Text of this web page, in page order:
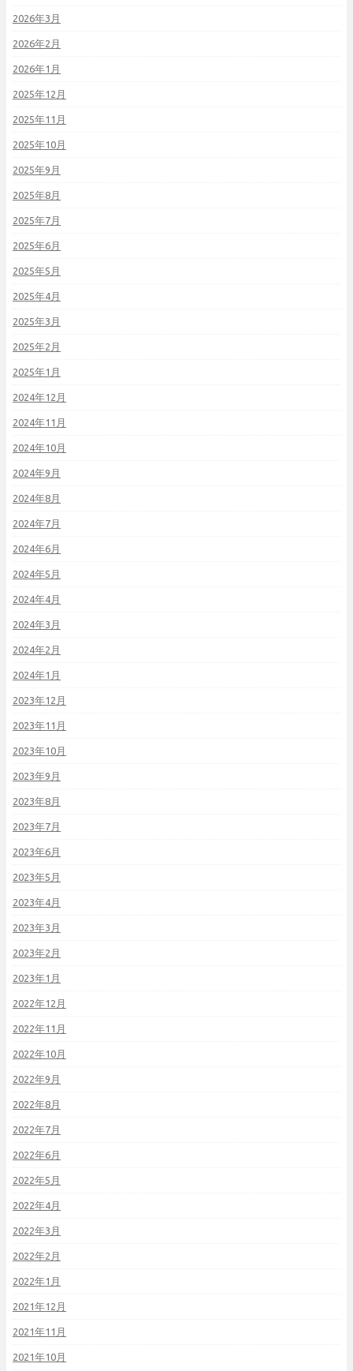
2026年3月
2026年2月
2026年1月
2025年12月
2025年11月
2025年10月
2025年9月
2025年8月
2025年7月
2025年6月
2025年5月
2025年4月
2025年3月
2025年2月
2025年1月
2024年12月
2024年11月
2024年10月
2024年9月
2024年8月
2024年7月
2024年6月
2024年5月
2024年4月
2024年3月
2024年2月
2024年1月
2023年12月
2023年11月
2023年10月
2023年9月
2023年8月
2023年7月
2023年6月
2023年5月
2023年4月
2023年3月
2023年2月
2023年1月
2022年12月
2022年11月
2022年10月
2022年9月
2022年8月
2022年7月
2022年6月
2022年5月
2022年4月
2022年3月
2022年2月
2022年1月
2021年12月
2021年11月
2021年10月